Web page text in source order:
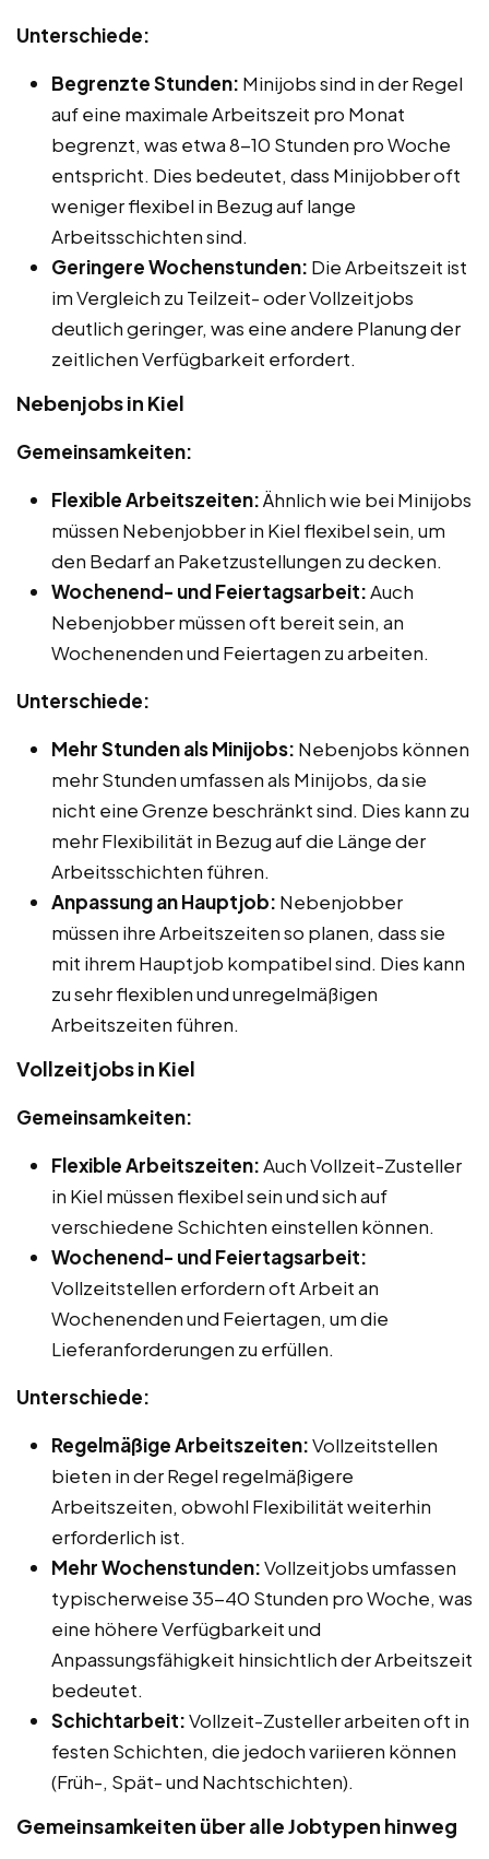
Unterschiede:
Begrenzte Stunden: Minijobs sind in der Regel
auf eine maximale Arbeitszeit pro Monat
begrenzt, was etwa 8-10 Stunden pro Woche
entspricht. Dies bedeutet, dass Minijobber oft
weniger flexibel in Bezug auf lange
Arbeitsschichten sind.
Geringere Wochenstunden: Die Arbeitszeit ist
im Vergleich zu Teilzeit- oder Vollzeitjobs
deutlich geringer, was eine andere Planung der
zeitlichen Verfügbarkeit erfordert.
Nebenjobs in Kiel
Gemeinsamkeiten:
Flexible Arbeitszeiten:Ähnlich wie bei Minijobs
müssen Nebenjobber in Kiel flexibel sein, um
den Bedarf an Paketzustellungen zu decken.
Wochenend- und Feiertagsarbeit:Auch
Nebenjobber müssen oft bereit sein, an
Wochenenden und Feiertagen zu arbeiten.
Unterschiede:
Mehr Stunden als Minijobs: Nebenjobs können
mehr Stunden umfassen als Minijobs, da sie
nicht eine Grenze beschränkt sind. Dies kann zu
mehr Flexibilität in Bezug auf die Länge der
Arbeitsschichten führen.
Anpassung an Hauptjob: Nebenjobber
müssen ihre Arbeitszeiten so planen, dass sie
mit ihrem Hauptjob kompatibel sind. Dies kann
zu sehr flexiblen und unregelmäßigen
Arbeitszeiten führen.
Vollzeitjobs in Kiel
Gemeinsamkeiten:
Flexible Arbeitszeiten:Auch Vollzeit-Zusteller
in Kiel müssen flexibel sein und sich auf
verschiedene Schichten einstellen können.
Wochenend- und Feiertagsarbeit:
Vollzeitstellen erfordern oft Arbeit an
Wochenenden und Feiertagen, um die
Lieferanforderungen zu erfüllen.
Unterschiede:
Regelmäßige Arbeitszeiten:Vollzeitstellen
bieten in der Regel regelmäßigere
Arbeitszeiten, obwohl Flexibilität weiterhin
erforderlich ist.
Mehr Wochenstunden:Vollzeitjobs umfassen
typischerweise 35-40 Stunden pro Woche, was
eine höhere Verfügbarkeit und
Anpassungsfähigkeit hinsichtlich der Arbeitszeit
bedeutet.
Schichtarbeit:Vollzeit-Zusteller arbeiten oft in
festen Schichten, die jedoch variieren können
(Früh-, Spät- und Nachtschichten).
Gemeinsamkeiten über alle Jobtypen hinweg